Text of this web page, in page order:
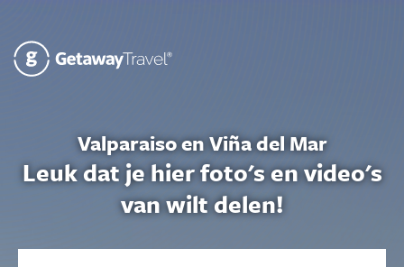
Valparaiso en Viña del Mar
Leuk dat je hier foto's en video's
van wilt delen!